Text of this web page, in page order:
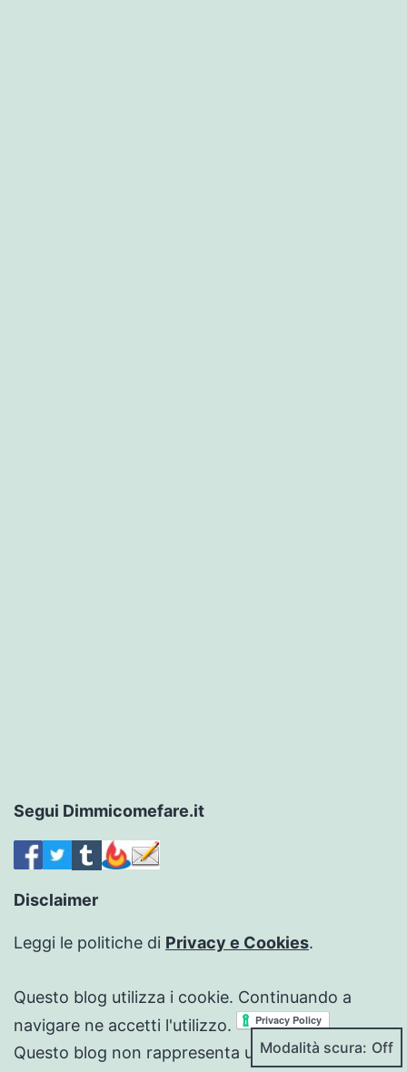
Segui Dimmicomefare.it
Disclaimer
Leggi le politiche di Privacy e Cookies.
Questo blog utilizza i cookie. Continuando a
navigare ne accetti l'utilizzo.
Questo blog non rappresenta una testata
Modalità scura: